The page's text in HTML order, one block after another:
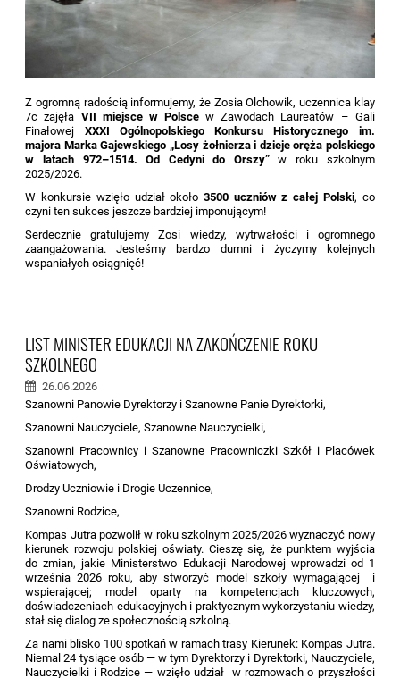
Z ogromną radością informujemy, że Zosia Olchowik, uczennica klay
7c zajęła VII miejsce w Polsce w Zawodach Laureatów – Gali
Finałowej XXXI Ogólnopolskiego Konkursu Historycznego im.
majora Marka Gajewskiego „Losy żołnierza i dzieje oręża polskiego
w latach 972–1514. Od Cedyni do Orszy”w roku szkolnym
2025/2026.
W konkursie wzięło udział około 3500 uczniów z całej Polski, co
czyni ten sukces jeszcze bardziej imponującym!
Serdecznie gratulujemy Zosi wiedzy, wytrwałości i ogromnego
zaangażowania. Jesteśmy bardzo dumni i życzymy kolejnych
wspaniałych osiągnięć!
LIST MINISTER EDUKACJI NA ZAKOŃCZENIE ROKU
SZKOLNEGO
26.06.2026
Szanowni Panowie Dyrektorzy i Szanowne Panie Dyrektorki,
Szanowni Nauczyciele, Szanowne Nauczycielki,
Szanowni Pracownicy i Szanowne Pracowniczki Szkół i Placówek
Oświatowych,
Drodzy Uczniowie i Drogie Uczennice,
Szanowni Rodzice,
Kompas Jutra pozwolił w roku szkolnym 2025/2026 wyznaczyć nowy
kierunek rozwoju polskiej oświaty. Cieszę się, że punktem wyjścia
do zmian, jakie Ministerstwo Edukacji Narodowej wprowadzi od 1
września 2026 roku, aby stworzyć model szkoły wymagającej i
wspierającej; model oparty na kompetencjach kluczowych,
doświadczeniach edukacyjnych i praktycznym wykorzystaniu wiedzy,
stał się dialog ze społecznością szkolną.
Za nami blisko 100 spotkań w ramach trasy Kierunek: Kompas Jutra.
Niemal 24 tysiące osób — w tym Dyrektorzy i Dyrektorki, Nauczyciele,
Nauczycielki i Rodzice — wzięło udział w rozmowach o przyszłości